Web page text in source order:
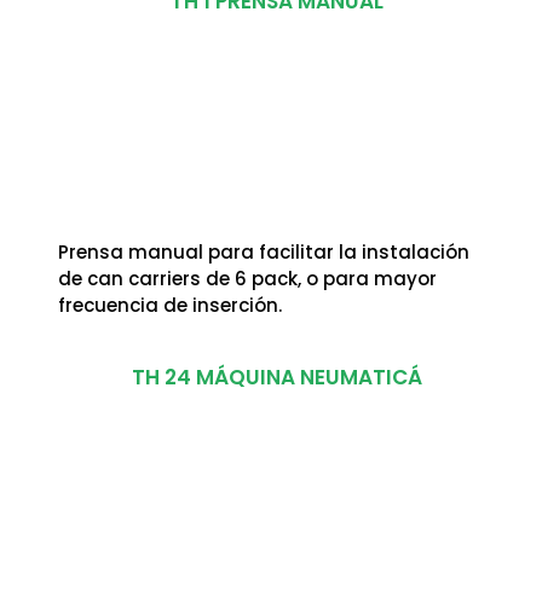
Prensa manual para facilitar la instalación
de can carriers de 6 pack, o para mayor
frecuencia de inserción.
TH 24 MÁQUINA NEUMATICÁ